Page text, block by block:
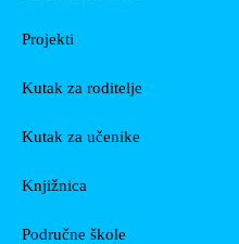
Projekti
Kutak za roditelje
Kutak za učenike
Knjižnica
Područne škole